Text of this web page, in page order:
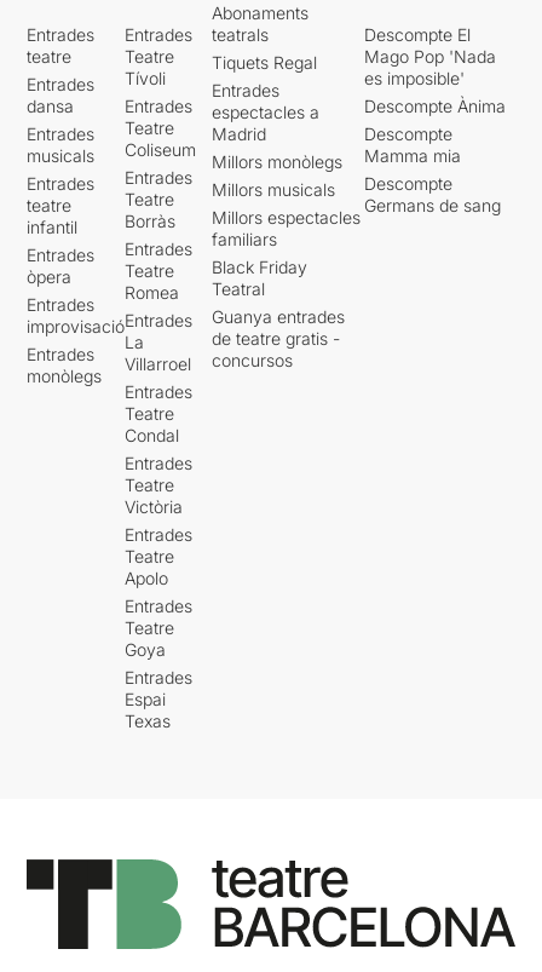
Entrades
teatre
Entrades
dansa
Entrades
musicals
Entrades
teatre
infantil
Entrades
òpera
Entrades
improvisació
Entrades
monòlegs
Entrades
Teatre
Tívoli
Entrades
Teatre
Coliseum
Entrades
Teatre
Borràs
Entrades
Teatre
Romea
Entrades
La
Villarroel
Entrades
Teatre
Condal
Entrades
Teatre
Victòria
Entrades
Teatre
Apolo
Entrades
Teatre
Goya
Entrades
Espai
Texas
Abonaments
teatrals
Tiquets Regal
Entrades
espectacles a
Madrid
Millors monòlegs
Millors musicals
Millors espectacles
familiars
Black Friday
Teatral
Guanya entrades
de teatre gratis -
concursos
Descompte El
Mago Pop 'Nada
es imposible'
Descompte Ànima
Descompte
Mamma mia
Descompte
Germans de sang